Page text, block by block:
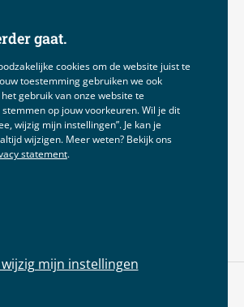
gaat.
cookies om de website juist te
toestemming gebruiken we ook
gebruik van onze website te
op jouw voorkeuren. Wil je dit
wijzig mijn instellingen”. Je kan je
wijzigen. Meer weten? Bekijk ons
statement.
wijzig mijn instellingen